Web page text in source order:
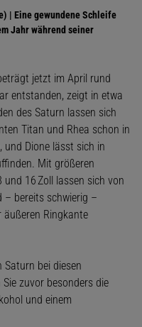
| Eine gewundene Schleife
Jahr während seiner
jetzt im April rund
entstanden, zeigt in etwa
des Saturn lassen sich
Titan und Rhea schon in
und Dione lässt sich in
Mit größeren
16 Zoll lassen sich von
– bereits schwierig –
äußeren Ringkante
Saturn bei diesen
zuvor besonders die
und einem